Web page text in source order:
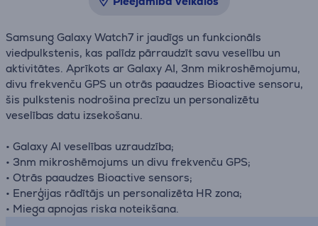
Samsung Galaxy Watch7 ir jaudīgs un funkcionāls
viedpulkstenis, kas palīdz pārraudzīt savu veselību un
aktivitātes. Aprīkots ar Galaxy AI, 3nm mikroshēmojumu,
divu frekvenču GPS un otrās paaudzes Bioactive sensoru,
šis pulkstenis nodrošina precīzu un personalizētu
veselības datu izsekošanu.
• Galaxy AI veselības uzraudzība;
• 3nm mikroshēmojums un divu frekvenču GPS;
• Otrās paaudzes Bioactive sensors;
• Enerģijas rādītājs un personalizēta HR zona;
• Miega apnojas riska noteikšana.